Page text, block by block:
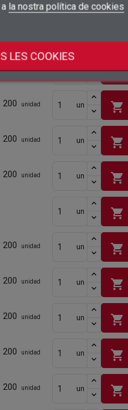
add_circle_outline
llista de desitjos
la nostra política de cookies
LES COOKIES
200 unidad un shopping_cart
200 unidad un shopping_cart
200 unidad un shopping_cart
200 unidad un shopping_cart
un shopping_cart
200 unidad un shopping_cart
200 unidad un shopping_cart
200 unidad un shopping_cart
200 unidad un shopping_cart
200 unidad un shopping_cart